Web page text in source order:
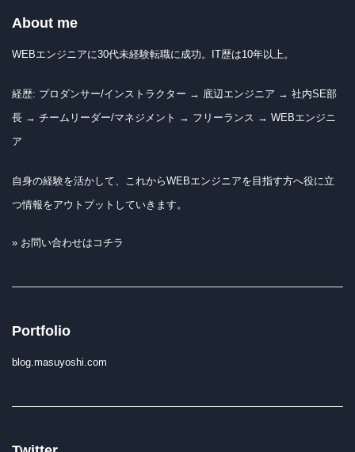
About me
WEBエンジニアに30代未経験転職に成功。IT歴は10年以上。
経歴: プロダンサー/インストラクター → 底辺エンジニア → 社内SE部
長 → チームリーダー/マネジメント → フリーランス → WEBエンジニ
ア
自身の経験を活かして、これからWEBエンジニアを目指す方へ役に立
つ情報をアウトプットしていきます。
» お問い合わせはコチラ
Portfolio
blog.masuyoshi.com